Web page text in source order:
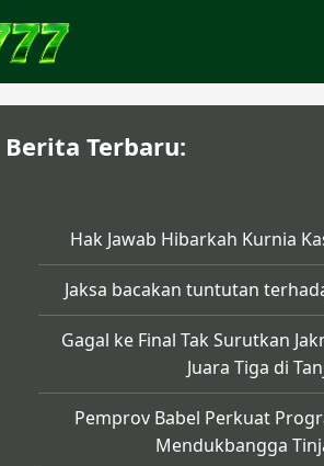
Berita Terbaru:
Hak Jawab Hibarkah Kurnia
Jaksa bacakan tuntutan
Gagal ke Final Tak Surutkan
Juara Tiga di
Pemprov Babel Perkuat
Mendukbangga